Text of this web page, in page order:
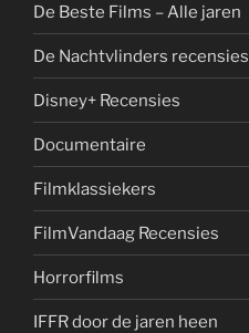
De Beste Films – Alle jaren
De Nachtvlinders recensies
Disney+ Recensies
Documentaire
Filmklassiekers
FilmVandaag Recensies
Horrorfilms
IFFR door de jaren heen